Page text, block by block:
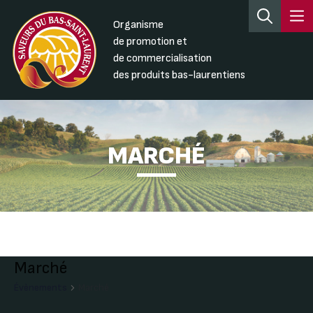
Organisme
de promotion et
de commercialisation
des produits bas-laurentiens
MARCHÉ
Marché